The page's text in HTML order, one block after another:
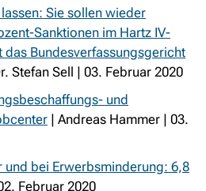
Sie sollen wieder
Sanktionen im Hartz IV-
das Bundesverfassungsgericht
Stefan Sell | 03. Februar 2020
und
| Andreas Hammer | 03.
und bei Erwerbsminderung: 6,8
Februar 2020